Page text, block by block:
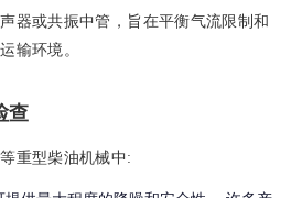
器或共振中管，旨在平衡气流限制和
输环境。
查
重型柴油机械中: